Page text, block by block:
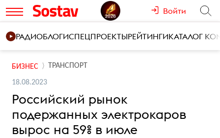
Войти
РАДИОБЛОГИСПЕЦПРОЕКТЫРЕЙТИНГИКАТАЛОГ
БИЗНЕС ТРАНСПОРТ
18.08.2023
Российский рынок
подержанных электрокаров
вырос на 59% в июле